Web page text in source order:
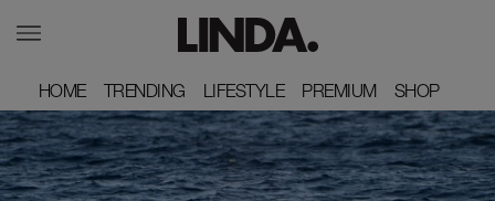
HOME
HOME TRENDING
TRENDING LIFESTYLE
LIFESTYLE PREMIUM
PREMIUM SHOP
SHOP